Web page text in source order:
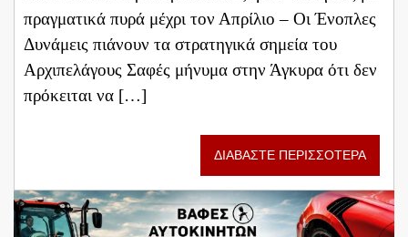
πραγματικά πυρά μέχρι τον Απρίλιο – Οι Ένοπλες
Δυνάμεις πιάνουν τα στρατηγικά σημεία του
Αρχιπελάγους Σαφές μήνυμα στην Άγκυρα ότι δεν
πρόκειται να […]
ΔΙΑΒΑΣΤΕ ΠΕΡΙΣΣΟΤΕΡΑ